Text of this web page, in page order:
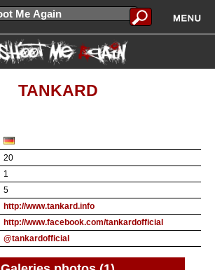
TANKARD
20
1
5
http://www.tankard.info
http://www.facebook.com/tankardofficial
@tankardofficial